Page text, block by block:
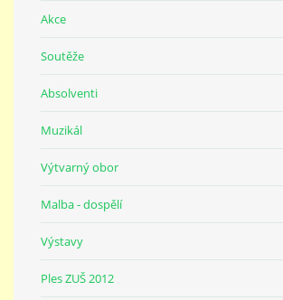
Akce
Soutěže
Absolventi
Muzikál
Výtvarný obor
Malba - dospělí
Výstavy
Ples ZUŠ 2012